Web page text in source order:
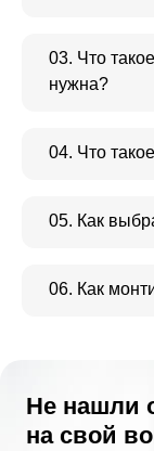
03. Что
нужна?
04. Что
05. Как
06. Как
Не нашли
на свой